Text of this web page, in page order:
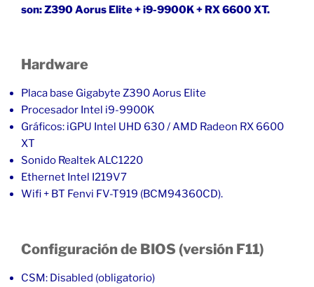
son: Z390 Aorus Elite + i9-9900K + RX 6600 XT.
Hardware
Placa base Gigabyte Z390 Aorus Elite
Procesador Intel i9-9900K
Gráficos: iGPU Intel UHD 630 / AMD Radeon RX 6600
XT
Sonido Realtek ALC1220
Ethernet Intel I219V7
Wifi + BT Fenvi FV-T919 (BCM94360CD).
Configuración de BIOS (versión F11)
CSM: Disabled (obligatorio)